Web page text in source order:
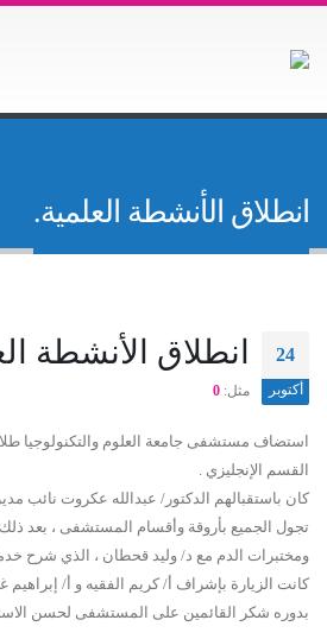
انطلاق الأنشطة العلمية.
24
أكتوبر
انطلاق الأنشطة
مثل: 0
استضاف مستشفى جامعة العلوم والتكنولوجيا
القسم الإنجليزي .
كان باستقبالهم الدكتور/ عبدالله عكروت نائب
تجول الجميع بأروقة وأقسام المستشفى ، بعد
ومختبرات الدم مع د/ وليد قحطان ، الذي شرح
كانت الزيارة بإشراف أ/ كريم الفقيه و أ/
بدوره شكر القائمين على المستشفى لحسن